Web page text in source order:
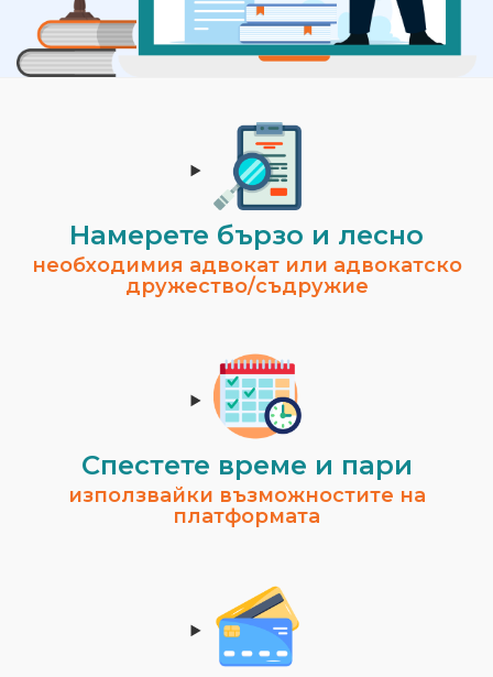
Намерете бързо и лесно
необходимия адвокат или адвокатско
дружество/съдружие
Спестeте време и пари
използвайки възможностите на
платформата